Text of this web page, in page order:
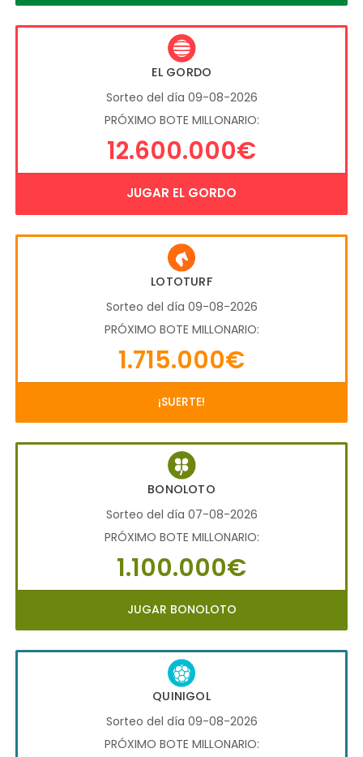
EL GORDO
Sorteo del día 09-08-2026
PRÓXIMO BOTE MILLONARIO:
12.600.000€
JUGAR EL GORDO
LOTOTURF
Sorteo del día 09-08-2026
PRÓXIMO BOTE MILLONARIO:
1.715.000€
¡SUERTE!
BONOLOTO
Sorteo del día 07-08-2026
PRÓXIMO BOTE MILLONARIO:
1.100.000€
JUGAR BONOLOTO
QUINIGOL
Sorteo del día 09-08-2026
PRÓXIMO BOTE MILLONARIO: